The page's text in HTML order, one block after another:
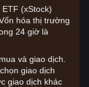
(xStock)
hóa thị trường
24 giờ là
và giao dịch.
giao dịch
giao dịch khác